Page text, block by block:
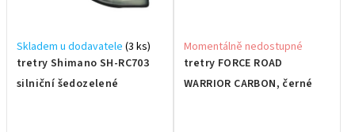
tretry Shimano SH-RC703
silniční šedozelené
Skladem u dodavatele (3 ks)
tretry FORCE ROAD
WARRIOR CARBON, černé
Momentálně nedostupné